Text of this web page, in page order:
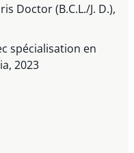
Doctor (B.C.L./J. D.),
spécialisation en
2023